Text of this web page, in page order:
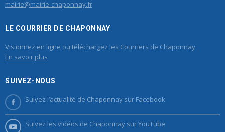
mairie@mairie-chaponnay.fr
LE COURRIER DE CHAPONNAY
Visionnez en ligne ou téléchargez les Courriers de Chaponnay
En savoir plus
SUIVEZ-NOUS
Suivez l’actualité de Chaponnay sur Facebook
Suivez les vidéos de Chaponnay sur YouTube